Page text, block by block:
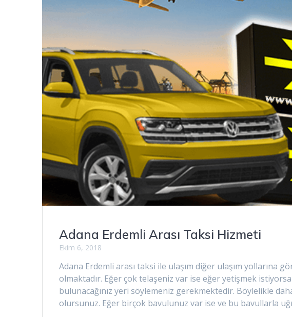
Adana Erdemli Arası Taksi Hizmeti
Ekim 6, 2018
Adana Erdemli arası taksi ile ulaşım diğer ulaşım yollarına
olmaktadır. Eğer çok telaşeniz var ise eğer yetişmek
bulunacağınız yeri söylemeniz gerekmektedir. Böylelikle
olursunuz. Eğer birçok bavulunuz var ise ve bu bavullarla